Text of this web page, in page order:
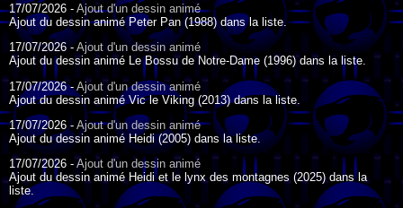
17/07/2026 - Ajout d'un dessin animé
Ajout du dessin animé Peter Pan (1988) dans la liste.
17/07/2026 -Ajout d'un dessin animé
Ajout du dessin animé Le Bossu de Notre-Dame (1996) dans la liste.
17/07/2026 -Ajout d'un dessin animé
Ajout du dessin animé Vic le Viking (2013) dans la liste.
17/07/2026 - Ajout d'un dessin animé
Ajout du dessin animé Heidi (2005) dans la liste.
17/07/2026 - Ajout d'un dessin animé
Ajout du dessin animé Heidi et le lynx des montagnes (2025) dans la
liste.